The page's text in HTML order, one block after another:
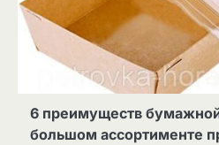
6 преимуществ
большом ассортименте